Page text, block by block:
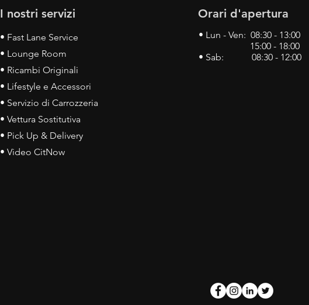
I nostri servizi
• Fast Lane Service
• Lounge Room
• Ricambi Originali
• Lifestyle e Accessori
• Servizio di Carrozzeria
• Vettura Sostitutiva
• Pick Up & Delivery
• Video CitNow
Orari d'apertura
• Lun - Ven: 08:30 - 13:00
15:00 - 18:00
• Sab: 08:30 - 12:00